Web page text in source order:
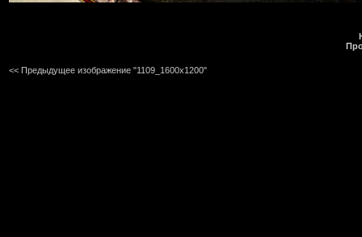
<< Предыдущее изображение "1109_1600x1200"